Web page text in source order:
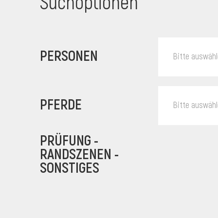
PERSONEN Bitte
PFERDE Bitte
PRÜFUNG -
RANDSZENEN -
SONSTIGES